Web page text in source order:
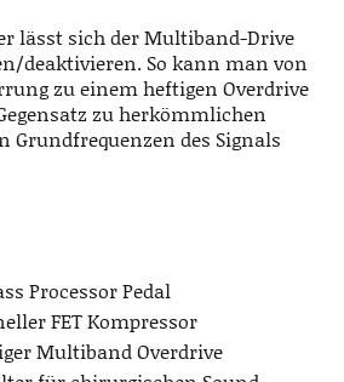
lässt sich der Multiband-Drive
deaktivieren. So kann man von
zu einem heftigen Overdrive
zu herkömmlichen
Grundfrequenzen des Signals
Processor Pedal
FET Kompressor
Multiband Overdrive